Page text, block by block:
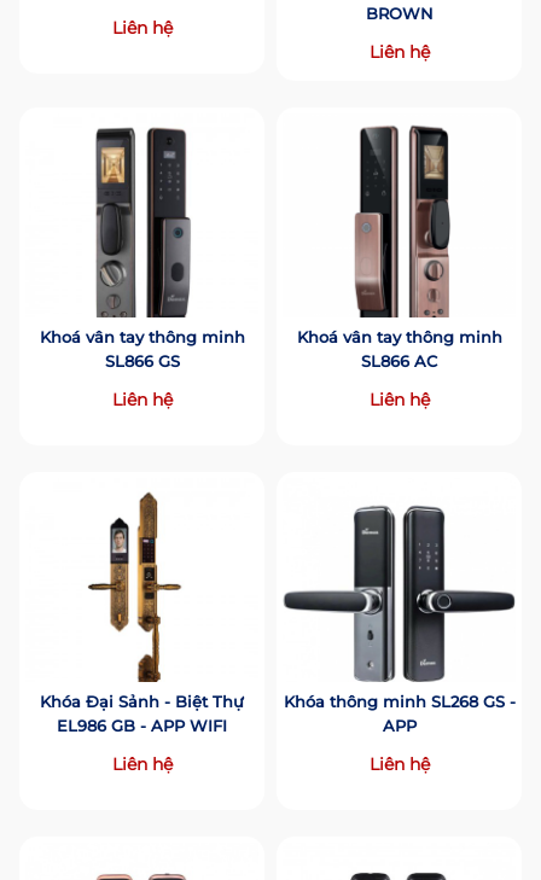
Liên hệ
BROWN
Liên hệ
Khoá vân tay thông minh
SL866 GS
Liên hệ
Khoá vân tay thông minh
SL866 AC
Liên hệ
Khóa Đại Sảnh - Biệt Thự
EL986 GB - APP WIFI
Liên hệ
Khóa thông minh SL268 GS -
APP
Liên hệ